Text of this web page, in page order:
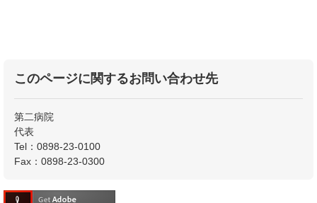
このページに関するお問い合わせ先
第二病院
代表
Tel：0898-23-0100
Fax：0898-23-0300